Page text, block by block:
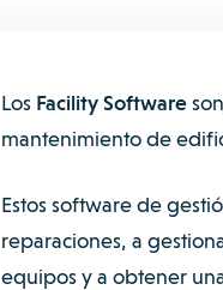
Los Facility Software
mantenimiento de
Estos software de
reparaciones, a
equipos y a obtener